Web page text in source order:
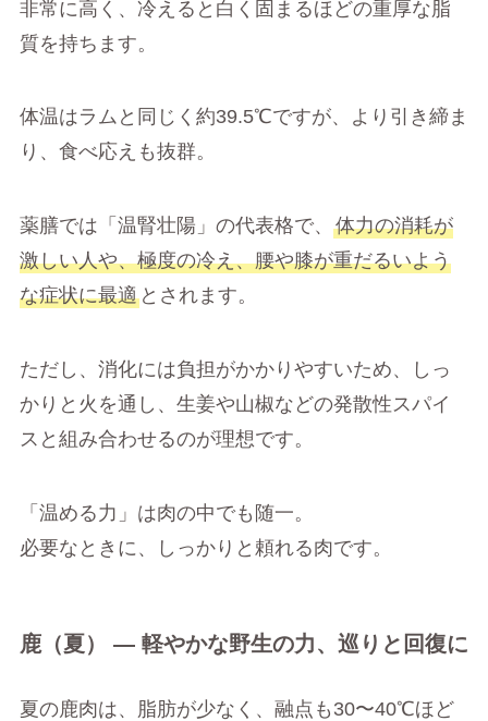
非常に高く、冷えると白く固まるほどの重厚な脂
質を持ちます。
体温はラムと同じく約39.5℃ですが、より引き締ま
り、食べ応えも抜群。
薬膳では「温腎壮陽」の代表格で、 体力の消耗が
激しい人や、極度の冷え、腰や膝が重だるいよう
な症状に最適とされます。
ただし、消化には負担がかかりやすいため、しっ
かりと火を通し、生姜や山椒などの発散性スパイ
スと組み合わせるのが理想です。
「温める力」は肉の中でも随一。
必要なときに、しっかりと頼れる肉です。
鹿（夏） ― 軽やかな野生の力、巡りと回復に
夏の鹿肉は、脂肪が少なく、融点も30〜40℃ほど